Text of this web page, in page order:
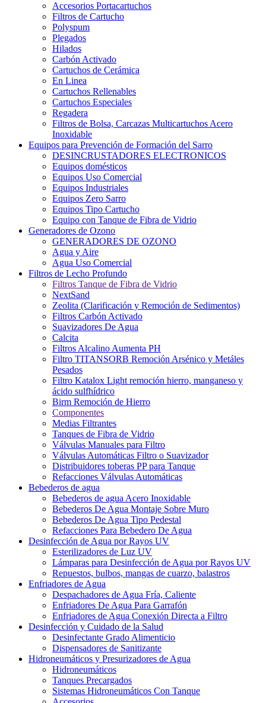
Accesorios Portacartuchos
Filtros de Cartucho
Polyspum
Plegados
Hilados
Carbón Activado
Cartuchos de Cerámica
En Linea
Cartuchos Rellenables
Cartuchos Especiales
Regadera
Filtros de Bolsa, Carcazas Multicartuchos Acero
Inoxidable
Equipos para Prevención de Formación del Sarro
DESINCRUSTADORES ELECTRONICOS
Equipos domésticos
Equipos Uso Comercial
Equipos Industriales
Equipos Zero Sarro
Equipos Tipo Cartucho
Equipo con Tanque de Fibra de Vidrio
Generadores de Ozono
GENERADORES DE OZONO
Agua y Aire
Agua Uso Comercial
Filtros de Lecho Profundo
Filtros Tanque de Fibra de Vidrio
NextSand
Zeolita (Clarificación y Remoción de Sedimentos)
Filtros Carbón Activado
Suavizadores De Agua
Calcita
Filtros Alcalino Aumenta PH
Filtro TITANSORB Remoción Arsénico y Metáles
Pesados
Filtro Katalox Light remoción hierro, manganeso y
ácido sulfhídrico
Birm Remoción de Hierro
Componentes
Medias Filtrantes
Tanques de Fibra de Vidrio
Válvulas Manuales para Filtro
Válvulas Automáticas Filtro o Suavizador
Distribuidores toberas PP para Tanque
Refacciones Válvulas Automáticas
Bebederos de agua
Bebederos de agua Acero Inoxidable
Bebederos De Agua Montaje Sobre Muro
Bebederos De Agua Tipo Pedestal
Refacciones Para Bebedero De Agua
Desinfección de Agua por Rayos UV
Esterilizadores de Luz UV
Lámparas para Desinfección de Agua por Rayos UV
Repuestos, bulbos, mangas de cuarzo, balastros
Enfriadores de Agua
Despachadores de Agua Fría, Caliente
Enfriadores De Agua Para Garrafón
Enfriadores de Agua Conexión Directa a Filtro
Desinfección y Cuidado de la Salud
Desinfectante Grado Alimenticio
Dispensadores de Sanitizante
Hidroneumáticos y Presurizadores de Agua
Hidroneumáticos
Tanques Precargados
Sistemas Hidroneumáticos Con Tanque